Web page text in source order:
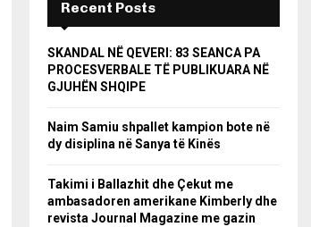
Recent Posts
SKANDAL NË QEVERI: 83 SEANCA PA
PROCESVERBALE TË PUBLIKUARA NË
GJUHËN SHQIPE
Naim Samiu shpallet kampion bote në
dy disiplina në Sanya të Kinës
Takimi i Ballazhit dhe Çekut me
ambasadoren amerikane Kimberly dhe
revista Journal Magazine me gazin